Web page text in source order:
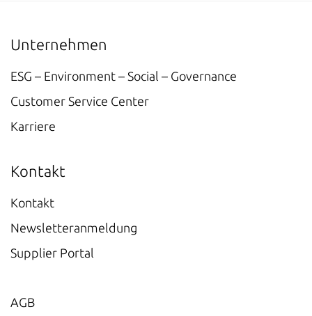
Unternehmen
ESG – Environment – Social – Governance
Customer Service Center
Karriere
Kontakt
Kontakt
Newsletteranmeldung
Supplier Portal
AGB